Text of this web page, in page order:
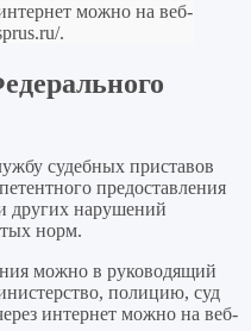
можно на веб-
.
судебных приставов
предоставления
других нарушений
норм.
можно в руководящий
полицию, суд
интернет можно на веб-